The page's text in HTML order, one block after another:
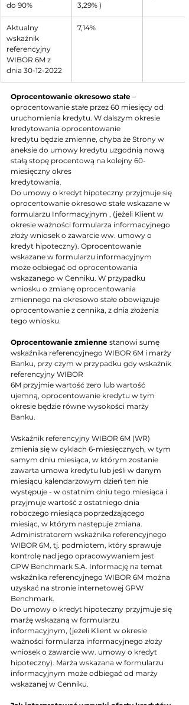
do 90%
3,29% )
Aktualny
wskaźnik
referencyjny
WIBOR 6M z
dnia 30-12-2022
7,14%
Oprocentowanie okresowo stałe –
oprocentowanie stałe przez 60 miesięcy od
uruchomienia kredytu. W dalszym okresie
kredytowania oprocentowanie
kredytu będzie zmienne, chyba że Strony w
aneksie do umowy kredytu uzgodnią nową
stałą stopę procentową na kolejny 60-
miesięczny okres
kredytowania.
Do umowy o kredyt hipoteczny przyjmuje się
oprocentowanie okresowo stałe wskazane w
formularzu Informacyjnym , (jeżeli Klient w
okresie ważności formularza informacyjnego
złoży wniosek o zawarcie ww. umowy o
kredyt hipoteczny). Oprocentowanie
wskazane w formularzu informacyjnym
może odbiegać od oprocentowania
wskazanego w Cenniku. W przypadku
wniosku o zmianę oprocentowania
zmiennego na okresowo stałe obowiązuje
oprocentowanie z cennika, z dnia złożenia
tego wniosku.
Oprocentowanie zmienne stanowi sumę
wskaźnika referencyjnego WIBOR 6M i marży
Banku, przy czym w przypadku gdy wskaźnik
referencyjny WIBOR
6M przyjmie wartość zero lub wartość
ujemną, oprocentowanie kredytu w tym
okresie będzie równe wysokości marży
Banku.
Wskaźnik referencyjny WIBOR 6M (WR)
zmienia się w cyklach 6-miesięcznych, w tym
samym dniu miesiąca, w którym zostanie
zawarta umowa kredytu lub jeśli w danym
miesiącu kalendarzowym dzień ten nie
występuje - w ostatnim dniu tego miesiąca i
przyjmuje wartość z ostatniego dnia
roboczego miesiąca poprzedzającego
miesiąc, w którym następuje zmiana.
Administratorem wskaźnika referencyjnego
WIBOR 6M, tj. podmiotem, który sprawuje
kontrolę nad jego opracowywaniem jest
GPW Benchmark S.A. Informację na temat
wskaźnika referencyjnego WIBOR 6M można
uzyskać na stronie internetowej GPW
Benchmark.
Do umowy o kredyt hipoteczny przyjmuje się
marżę wskazaną w formularzu
informacyjnym, (jeżeli Klient w okresie
ważności formularza informacyjnego złoży
wniosek o zawarcie ww. umowy o kredyt
hipoteczny). Marża wskazana w formularzu
informacyjnym może odbiegać od marży
wskazanej w Cenniku.